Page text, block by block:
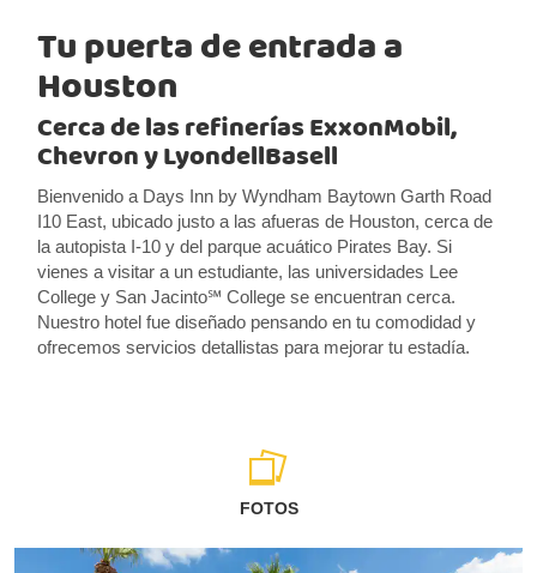
Tu puerta de entrada a
Houston
Cerca de las refinerías ExxonMobil,
Chevron y LyondellBasell
Bienvenido a Days Inn by Wyndham Baytown Garth Road
I10 East, ubicado justo a las afueras de Houston, cerca de
la autopista I-10 y del parque acuático Pirates Bay. Si
vienes a visitar a un estudiante, las universidades Lee
College y San Jacinto℠ College se encuentran cerca.
Nuestro hotel fue diseñado pensando en tu comodidad y
ofrecemos servicios detallistas para mejorar tu estadía.
FOTOS